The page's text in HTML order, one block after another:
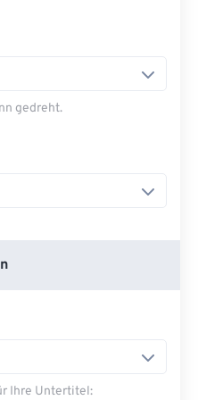
gedreht.
Ihre Untertitel: